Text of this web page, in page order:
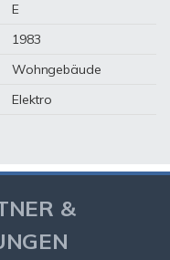
E
1983
Wohngebäude
Elektro
&